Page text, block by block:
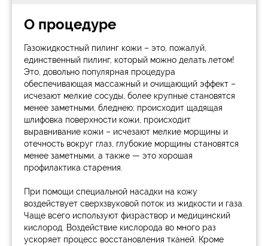
О процедуре
Газожидкостный пилинг кожи – это, пожалуй,
единственный пилинг, который можно делать летом!
Это, довольно популярная процедура
обеспечивающая массажный и очищающий эффект –
исчезают мелкие сосуды, более крупные становятся
менее заметными, бледнею; происходит щадящая
шлифовка поверхности кожи, происходит
выравнивание кожи – исчезают мелкие морщины и
отечность вокруг глаз, глубокие морщины становятся
менее заметными, а также — это хорошая
профилактика старения.
При помощи специальной насадки на кожу
воздействует сверхзвуковой поток из жидкости и газа.
Чаще всего используют физраствор и медицинский
кислород. Воздействие кислорода во много раз
ускоряет процесс восстановления тканей. Кроме